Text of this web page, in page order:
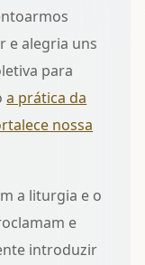
e alegria uns
para
a prática da
nossa
a liturgia e o
e
introduzir